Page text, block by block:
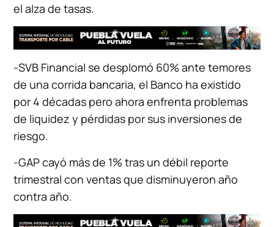
el alza de tasas.
-SVB Financial se desplomó 60% ante temores
de una corrida bancaria, el Banco ha existido
por 4 décadas pero ahora enfrenta problemas
de liquidez y pérdidas por sus inversiones de
riesgo.
-GAP cayó más de 1% tras un débil reporte
trimestral con ventas que disminuyeron año
contra año.